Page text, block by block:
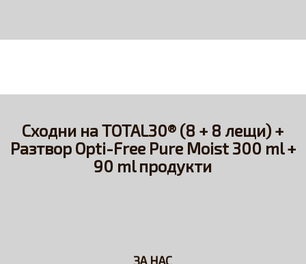
Сходни на TOTAL30® (8 + 8 лещи) +
Разтвор Opti-Free Pure Moist 300 ml +
90 ml продукти
ЗА НАС